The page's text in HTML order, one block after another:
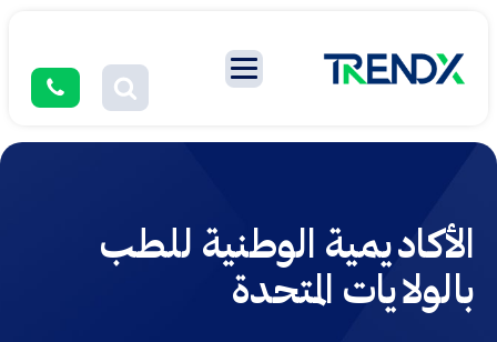
الأكاديمية الوطنية للطب
بالولايات المتحدة